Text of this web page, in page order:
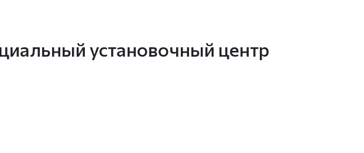
установочный центр